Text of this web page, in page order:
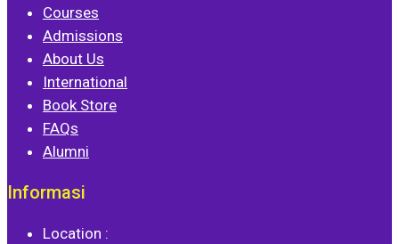
Courses
Admissions
About Us
International
Book Store
FAQs
Alumni
Informasi
Location :